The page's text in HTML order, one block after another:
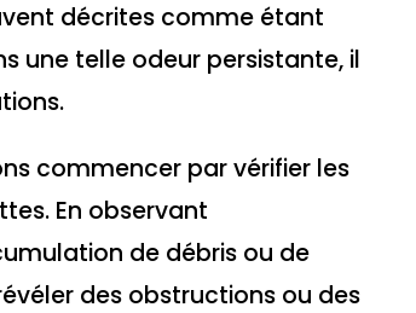
décrites comme étant
une telle odeur persistante, il
commencer par vérifier les
En observant
de débris ou de
des obstructions ou des